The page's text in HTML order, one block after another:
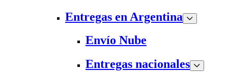
Entregas en Argentina
Envío Nube
Entregas nacionales